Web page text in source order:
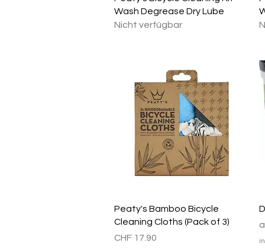
Wash Degrease Dry Lube
Nicht verfügbar
Schnellansicht
Peaty's Bamboo Bicycle
Cleaning Cloths (Pack of 3)
Preis
CHF 17.90